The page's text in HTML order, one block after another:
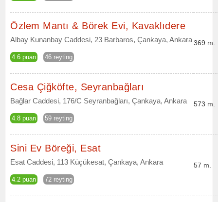
Özlem Mantı & Börek Evi, Kavaklıdere
Albay Kunanbay Caddesi, 23 Barbaros, Çankaya, Ankara
4.6 puan 46 reyting
369 m.
Cesa Çiğköfte, Seyranbağları
Bağlar Caddesi, 176/C Seyranbağları, Çankaya, Ankara
4.8 puan 59 reyting
573 m.
Sini Ev Böreği, Esat
Esat Caddesi, 113 Küçükesat, Çankaya, Ankara
4.2 puan 72 reyting
57 m.